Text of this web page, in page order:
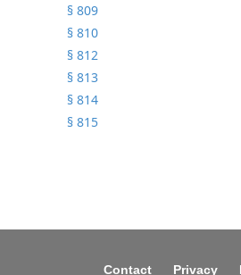
§ 809
§ 810
§ 812
§ 813
§ 814
§ 815
Contact Privacy